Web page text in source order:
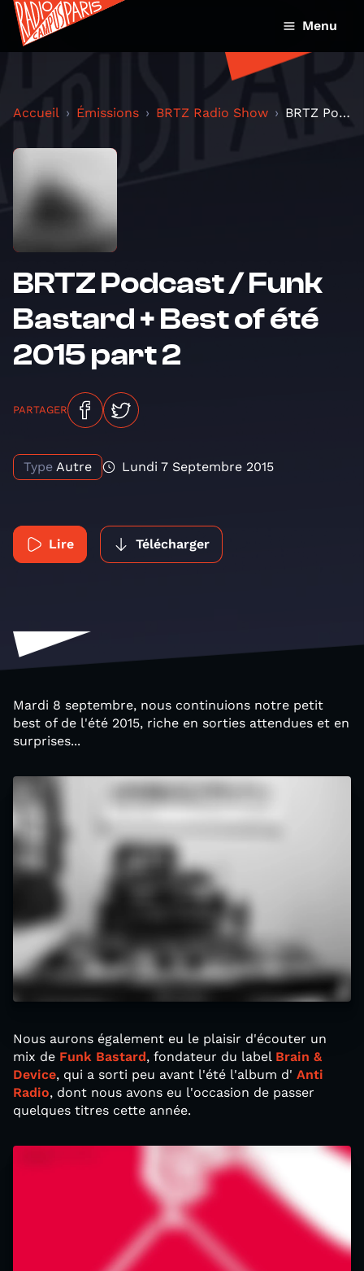
Menu
Accueil Émissions BRTZ Radio Show BRTZ Podcast / Funk Bastard + Best of été 2015 par...
BRTZ Podcast / Funk
Bastard + Best of été
2015 part 2
PARTAGER
Type Autre Lundi 7 Septembre 2015
Lire Télécharger
Mardi 8 septembre, nous continuions notre petit
best of de l'été 2015, riche en sorties attendues et en
surprises...
Nous aurons également eu le plaisir d'écouter un
mix de Funk Bastard, fondateur du label Brain &
Device, qui a sorti peu avant l'été l'album d' Anti
Radio, dont nous avons eu l'occasion de passer
quelques titres cette année.